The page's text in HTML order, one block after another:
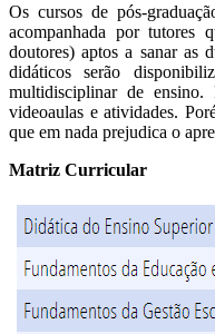
Os cursos de pós-
acompanhada por tutores
doutores) aptos a sanar as
didáticos serão
multidisciplinar de
videoaulas e atividades.
que em nada prejudica o
Matriz Curricular